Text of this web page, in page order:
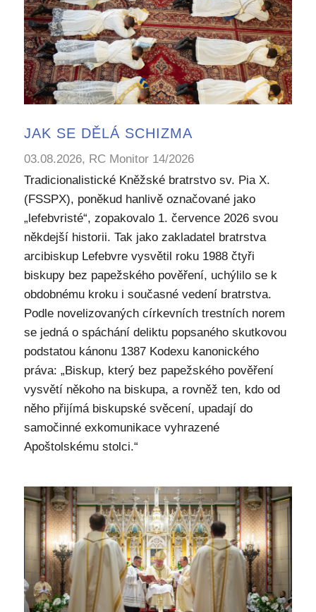
JAK SE DĚLÁ SCHIZMA
03.08.2026, RC Monitor 14/2026
Tradicionalistické Kněžské bratrstvo sv. Pia X.
(FSSPX), poněkud hanlivě označované jako
„lefebvristé“, zopakovalo 1. července 2026 svou
někdejší historii. Tak jako zakladatel bratrstva
arcibiskup Lefebvre vysvětil roku 1988 čtyři
biskupy bez papežského pověření, uchýlilo se k
obdobnému kroku i současné vedení bratrstva.
Podle novelizovaných církevních trestních norem
se jedná o spáchání deliktu popsaného skutkovou
podstatou kánonu 1387 Kodexu kanonického
práva: „Biskup, který bez papežského pověření
vysvětí někoho na biskupa, a rovněž ten, kdo od
něho přijímá biskupské svěcení, upadají do
samočinné exkomunikace vyhrazené
Apoštolskému stolci.“